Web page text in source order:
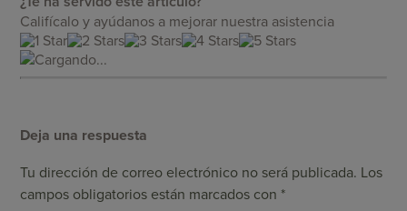
Califícalo y ayúdanos a mejorar nuestra asistencia
Cargando...
Deja una respuesta
Tu dirección de correo electrónico no será publicada. Los
campos obligatorios están marcados con *